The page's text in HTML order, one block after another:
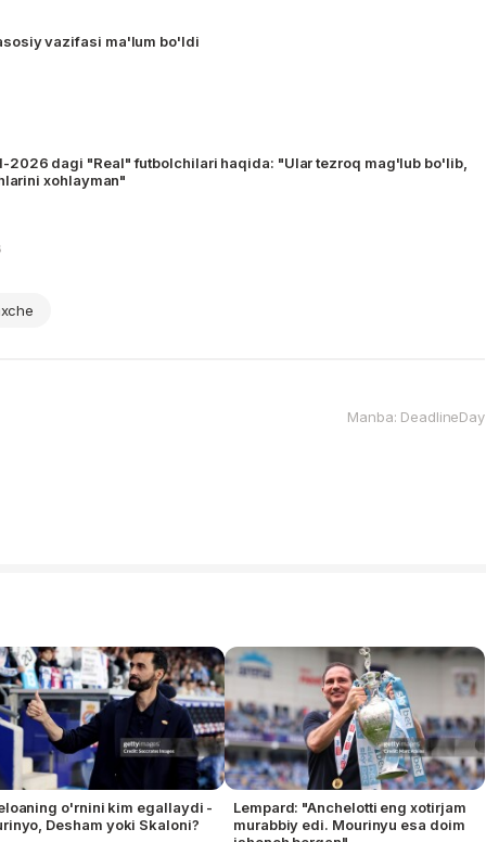
vazifasi ma'lum bo'ldi
2026 dagi "Real" futbolchilari haqida: "Ular tezroq mag'lub bo'lib,
xohlayman"
Manba: DeadlineDay
o'rnini kim egallaydi -
Desham yoki Skaloni?
Lempard: "Anchelotti eng xotirjam
murabbiy edi. Mourinyu esa doim